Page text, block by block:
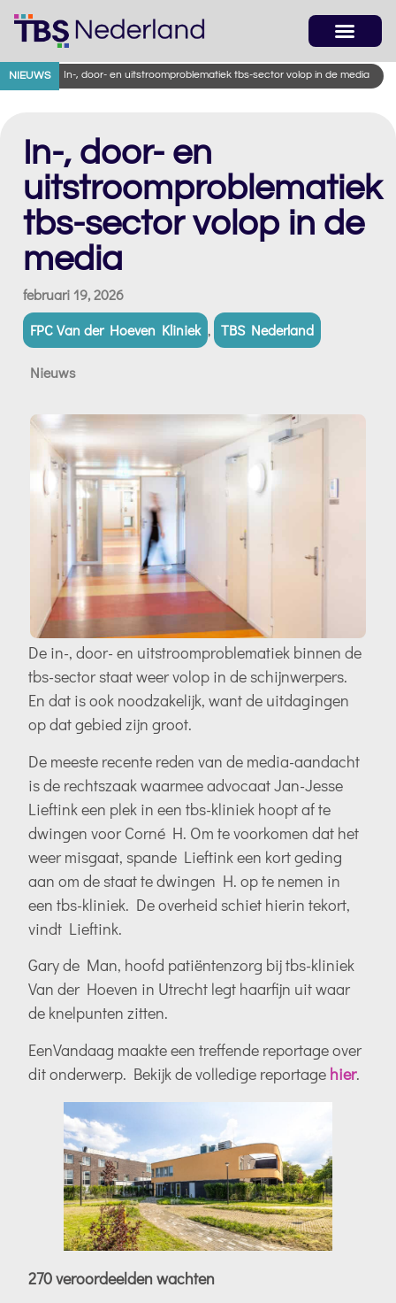
NIEUWS In-, door- en uitstroomproblematiek tbs-sector volop in de media
In-, door- en
uitstroomproblematiek
tbs-sector volop in de
media
februari 19, 2026
FPC Van der Hoeven Kliniek , TBS Nederland
Nieuws
De in-, door- en uitstroomproblematiek binnen de
tbs-sector staat weer volop in de schijnwerpers.
En dat is ook noodzakelijk, want de uitdagingen
op dat gebied zijn groot.
De meeste recente reden van de media-aandacht
is de rechtszaak waarmee advocaat Jan-Jesse
Lieftink een plek in een tbs-kliniek hoopt af te
dwingen voor Corné H. Om te voorkomen dat het
weer misgaat, spande Lieftink een kort geding
aan om de staat te dwingen H. op te nemen in
een tbs-kliniek. De overheid schiet hierin tekort,
vindt Lieftink.
Gary de Man, hoofd patiëntenzorg bij tbs-kliniek
Van der Hoeven in Utrecht legt haarfijn uit waar
de knelpunten zitten.
EenVandaag maakte een treffende reportage over
dit onderwerp. Bekijk de volledige reportage hier.
270 veroordeelden wachten